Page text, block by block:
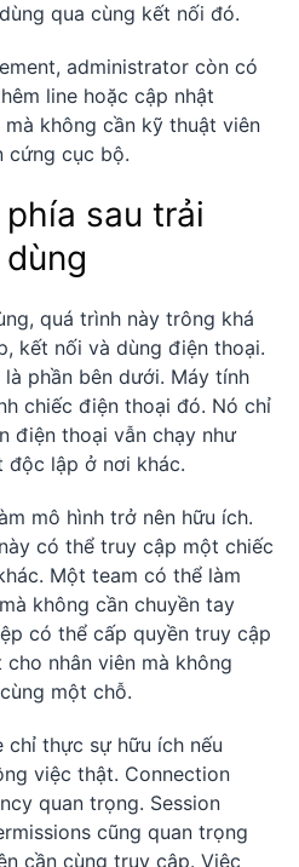
qua cùng kết nối đó.
administrator còn có
line hoặc cập nhật
không cần kỹ thuật viên
cứng cục bộ.
sau trải
quá trình này trông khá
kết nối và dùng điện thoại.
phần bên dưới. Máy tính
chiếc điện thoại đó. Nó chỉ
điện thoại vẫn chạy như
độc lập ở nơi khác.
mô hình trở nên hữu ích.
có thể truy cập một chiếc
Một team có thể làm
không cần chuyền tay
có thể cấp quyền truy cập
nhân viên mà không
một chỗ.
chỉ thực sự hữu ích nếu
việc thật. Connection
quan trọng. Session
cũng quan trọng
cần cùng truy cập. Việc